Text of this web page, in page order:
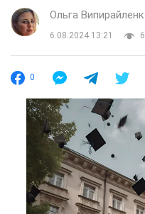
Ольга
6.08.2024 13:21
0